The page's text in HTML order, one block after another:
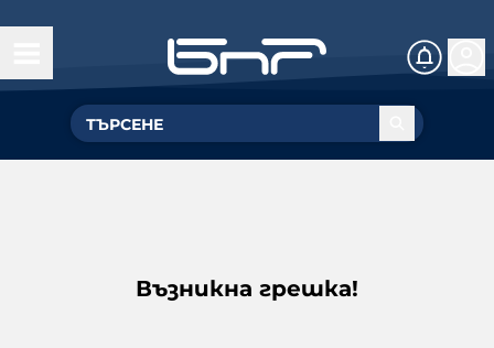
Възникна грешка!